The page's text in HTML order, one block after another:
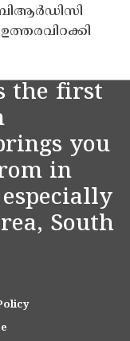
the first
you
in
South